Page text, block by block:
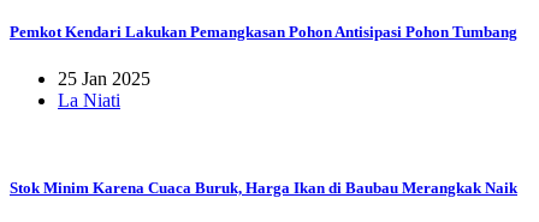
Pemkot Kendari Lakukan Pemangkasan Pohon Antisipasi Pohon Tumbang
25 Jan 2025
La Niati
Stok Minim Karena Cuaca Buruk, Harga Ikan di Baubau Merangkak Naik